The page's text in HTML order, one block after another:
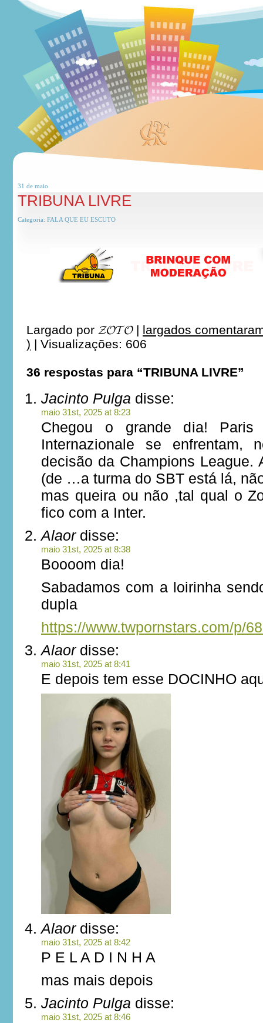
31 de maio
TRIBUNA LIVRE
Categoria: FALA QUE EU ESCUTO
Largado por 𝓩𝓞𝓣𝓞| largados
) | Visualizações: 606
36 respostas para “TRIBUNA LIVRE”
Jacinto Pulga disse:
maio 31st, 2025 at 8:23
Chegou o grande dia! Paris
Internazionale se enfrentam,
decisão da Champions League.
(de …a turma do SBT está lá,
mas queira ou não ,tal qual o
fico com a Inter.
Alaordisse:
maio 31st, 2025 at 8:38
Boooom dia!
Sabadamos com a loirinha
dupla
https://www.twpornstars.com/p/
Alaordisse:
maio 31st, 2025 at 8:41
E depois tem esse DOCINHO
Alaordisse:
maio 31st, 2025 at 8:42
P E L A D I N H A
mas mais depois
Jacinto Pulga disse:
maio 31st, 2025 at 8:46